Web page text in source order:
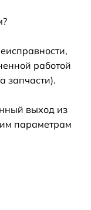
работой
запчасти).
выход из
параметрам